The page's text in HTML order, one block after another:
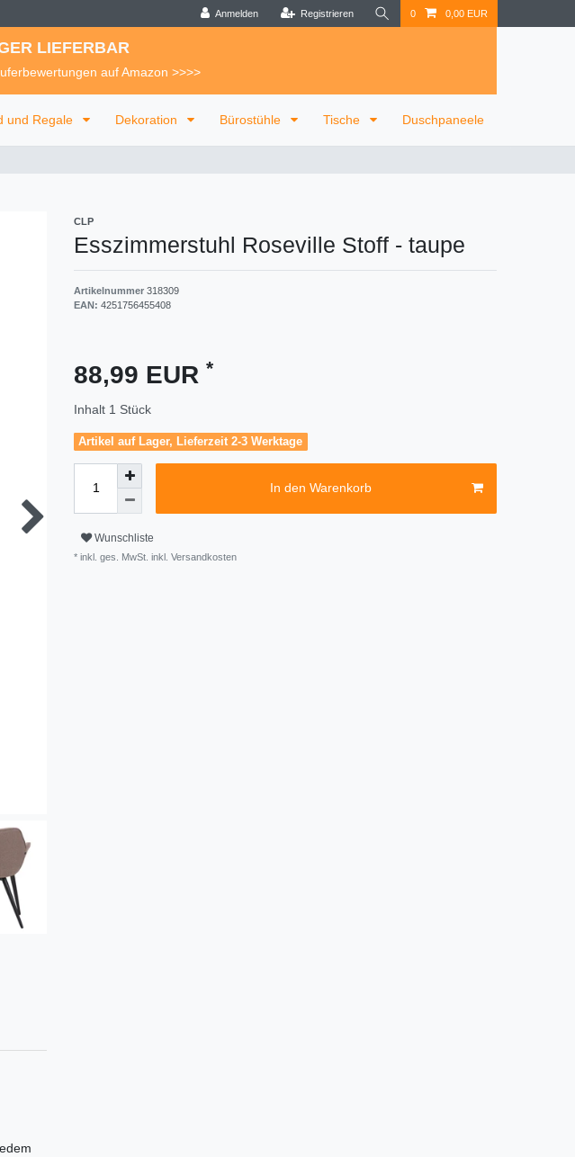
Anmelden Registrieren 0 0,00 EUR
LIEFERBAR
auf Amazon >>>>
und Regale Dekoration Bürostühle Tische Duschpaneele
CLP
Esszimmerstuhl Roseville Stoff - taupe
Artikelnummer 318309
EAN: 4251756455408
88,99 EUR *
Inhalt 1 Stück
Artikel auf Lager, Lieferzeit 2-3 Werktage
In den Warenkorb
Wunschliste
* inkl. ges. MwSt. inkl. Versandkosten